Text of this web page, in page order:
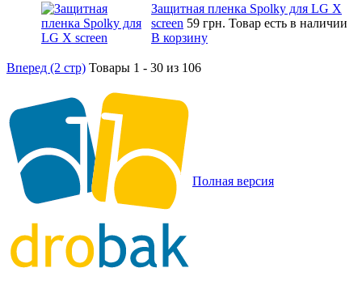
Защитная пленка Spolky для LG X
screen 59 грн. Товар есть в наличии
В корзину
Вперед (2 стр) Товары 1 - 30 из 106
Полная версия